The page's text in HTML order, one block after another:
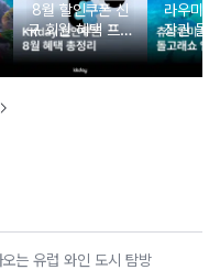
8월 할인쿠폰 신
규 회원 혜택 프로
모션 할인 모음
라우미
장권 돌
는 유럽 와인 도시 탐방